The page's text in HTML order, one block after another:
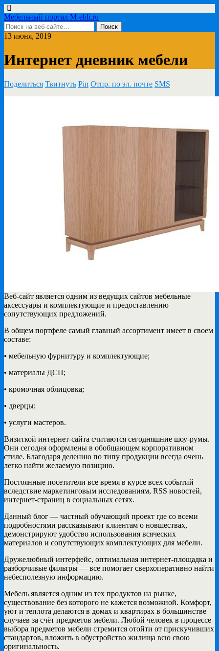
Мебельный портал M-ebli.ru
13 июня, 2019
Интернет дневник мебели
Поделиться Твитнуть Pin Отпр. по эл. почте SMS
Веб-сайт является одним из ведущих сайтов мебельные
аксессуары и комплектующие и предоставлению
сопутствующих предложений.
В общем портфеле самый главный ассортимент имеет в своем
составе:
• мебельную фурнитуру и комплектующие;
• материалы ДСП;
• кромочная облицовка;
• дверцы;
• услуги мастеров.
Визиткой интернет-сайта считаются сегодняшние шоу-румы.
Они сегодня оформлены в обобщающем корпоративном
стиле. Благодаря делению по типу продукции всегда очень
легко найти желаемую позицию.
Постоянные посетители все время в курсе всех событий
вследствие маркетинговым исследованиям, RSS новостей,
интернет-страниц в социальных сетях.
Данный блог — частный обучающий проект где со всеми
подробностями рассказывают клиентам о новшествах,
демонстрируют удобство использования всяческих
материалов и сопутствующих комплектующих для мебели.
Дружелюбный интерфейс, оптимальная интернет-площадка и
разборчивые фильтры — все помогает сверхоперативно найти
небесполезную информацию.
Мебель является одним из тех продуктов на рынке,
существование без которого не кажется возможной. Комфорт,
уют и теплота делаются в домах и квартирах в большинстве
случаев за счёт предметов мебели. Любой человек в процессе
выбора предметов мебели стремится отойти от прискучивших
стандартов, вложить в обустройство жилища всю свою
оригинальность.